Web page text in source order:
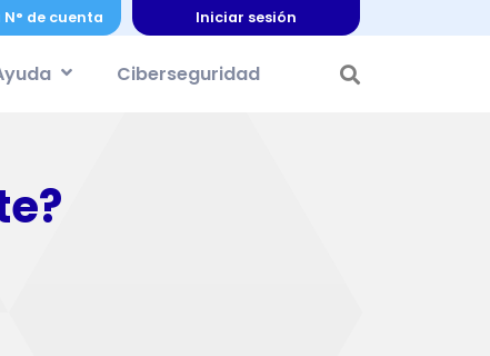
de cuenta Iniciar sesión
Ciberseguridad